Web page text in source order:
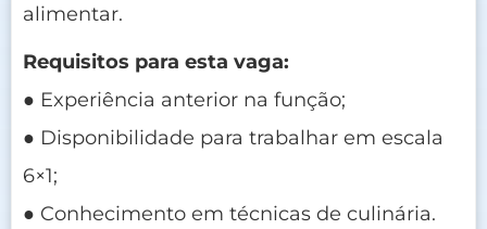
alimentar.
Requisitos para esta vaga:
● Experiência anterior na função;
● Disponibilidade para trabalhar em escala
6×1;
● Conhecimento em técnicas de culinária.